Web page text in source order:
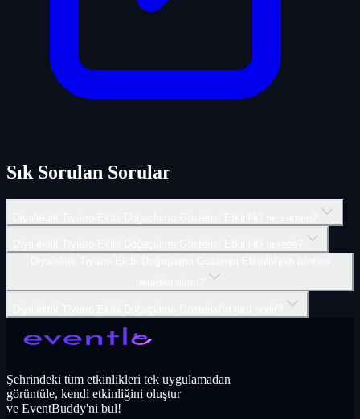
Sık Sorulan Sorular
Şehrindeki tüm etkinlikleri tek uygulamadan
görüntüle, kendi etkinliğini oluştur
ve EventBuddy'ni bul!